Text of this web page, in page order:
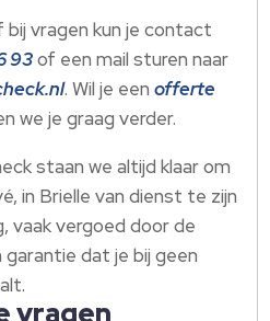
vragen kun je contact
93of een mail sturen naar
. Wil je eenofferte
we je graag verder.
staan we altijd klaar om
in Brielle van dienst te zijn
vaak vergoed door de
dat je bij geen